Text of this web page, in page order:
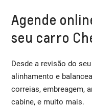
Agende
seu carro
Desde a revisão do
alinhamento e
correias, embreagem,
cabine, e muito mais.